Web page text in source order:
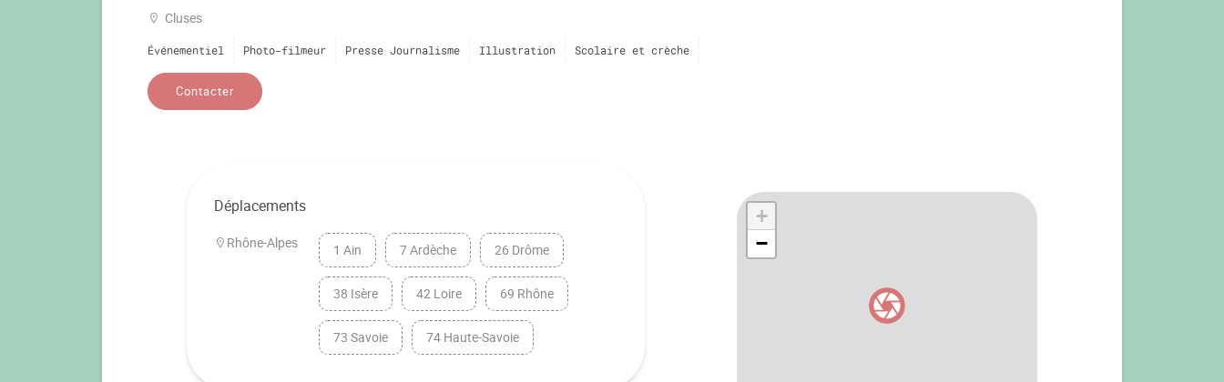
Cluses
Événementiel Photo-filmeur Presse Journalisme Illustration Scolaire et crèche
Contacter
Déplacements
Rhône-Alpes 1 Ain 7 Ardèche 26 Drôme
38 Isère 42 Loire 69 Rhône
73 Savoie 74 Haute-Savoie
+
−